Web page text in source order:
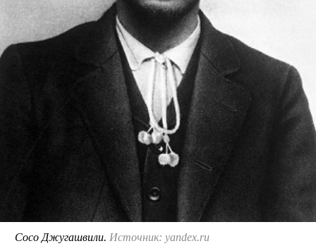
Сосо Джугашвили. Источник: yandex.ru